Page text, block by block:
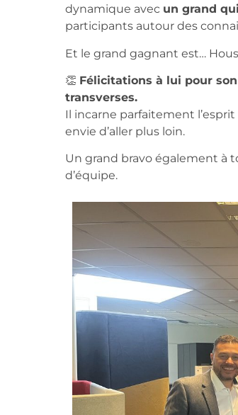
dynamique avec un grand
participants autour des
Et le grand gagnant est…
👏 Félicitations à lui pour
transverses.
Il incarne parfaitement
envie d’aller plus loin.
Un grand bravo également à
d’équipe.